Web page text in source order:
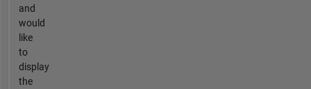
and
would
like
to
display
the